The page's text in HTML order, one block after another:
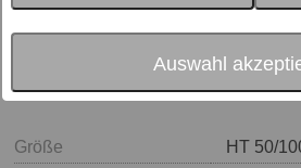
Auswahl
Größe